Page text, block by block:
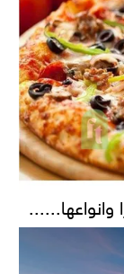
وانواعها......